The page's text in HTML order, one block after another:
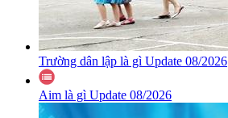
Trường dân lập là gì Update 08/2026
Aim là gì Update 08/2026